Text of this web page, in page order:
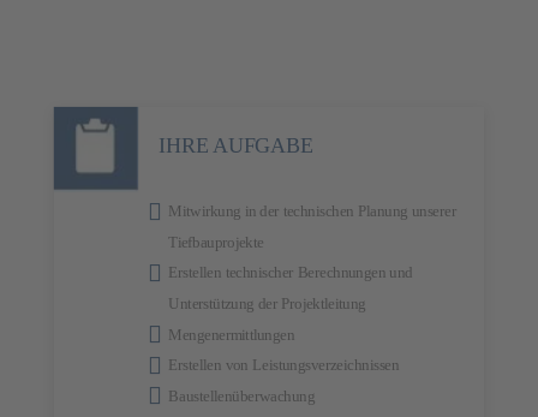
IHRE AUFGABE
Mitwirkung in der technischen Planung unserer
Tiefbauprojekte
Erstellen technischer Berechnungen und
Unterstützung der Projektleitung
Mengenermittlungen
Erstellen von Leistungsverzeichnissen
Baustellenüberwachung